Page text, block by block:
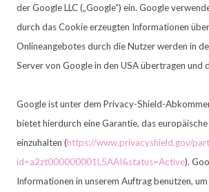
der Google LLC („Google“) ein. Google
durch das Cookie erzeugten Informationen
Onlineangebotes durch die Nutzer werden in
Server von Google in den USA übertragen und
Google ist unter dem Privacy-Shield-
bietet hierdurch eine Garantie, das
einzuhalten (https://www.privacyshield.gov/
id=a2zt000000001L5AAI&status=Active).
Informationen in unserem Auftrag benutzen,